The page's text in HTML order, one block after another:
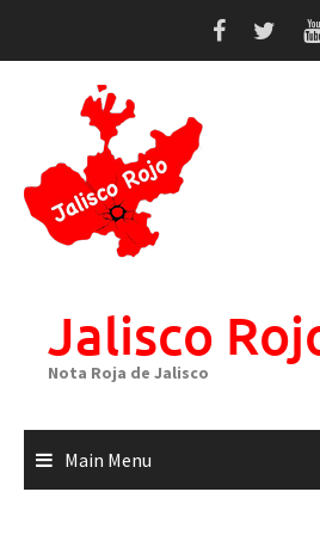
Jalisco
Nota Roja de Jalisco
Main Menu